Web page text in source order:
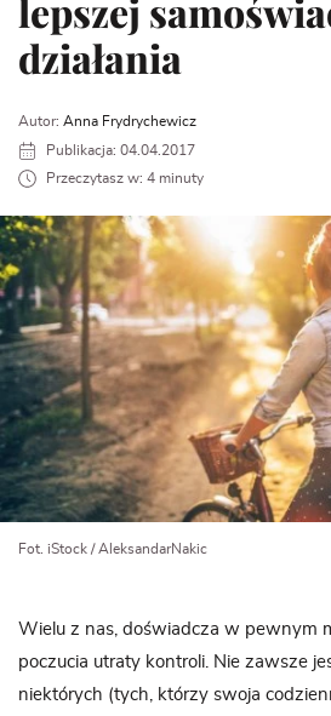
lepszej
działania
Autor: Anna Frydrychewicz
Publikacja: 04.04.2017
Przeczytasz w: 4 minuty
Fot. iStock / AleksandarNakic
Wielu z nas, doświadcza w pewnym
poczucia utraty kontroli. Nie zawsze
niektórych (tych, którzy swoja